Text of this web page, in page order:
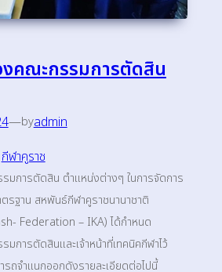
งคณะกรรมการตัดสิน
—byadmin
กีฬาคูราช
มการตัดสิน ตำแหน่งต่างๆ ในการจัดการ
รฐาน สหพันธ์กีฬาคูราชนานาชาติ
Federation – IKA) ได้กำหนด
การตัดสินและเจ้าหน้าที่เทคนิคกีฬาไว้
รถจำแนกออกดังรายละเอียดต่อไปนี้